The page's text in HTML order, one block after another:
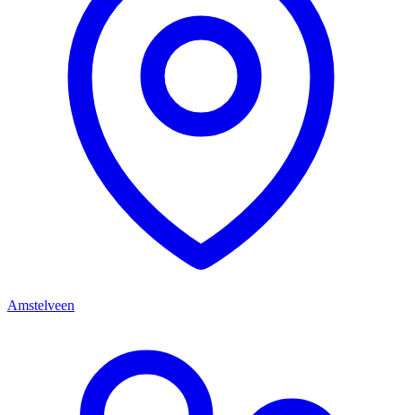
Amstelveen